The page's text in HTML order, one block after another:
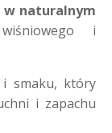
naturalnym
i
i smaku, który
i zapachu